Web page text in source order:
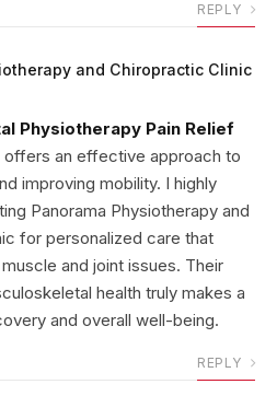
REPLY
and Chiropractic Clinic
Physiotherapy Pain Relief
offers an effective approach to
improving mobility. I highly
Panorama Physiotherapy and
for personalized care that
and joint issues. Their
health truly makes a
and overall well-being.
REPLY